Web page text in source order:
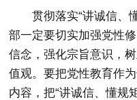
贯彻落实“讲诚信、
部一定要切实加强党性
信念，强化宗旨意识，
值观。要把党性教育作
内容，把“讲诚信、懂规